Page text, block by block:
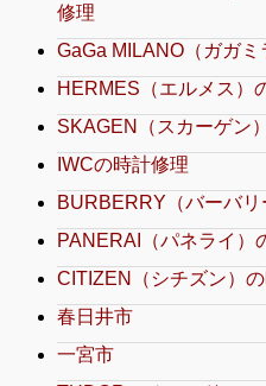
修理
GaGa MILANO（ガガ
HERMES（エルメス）
SKAGEN（スカーゲン
IWCの時計修理
BURBERRY（バーバ
PANERAI（パネライ）
CITIZEN（シチズン）
春日井市
一宮市